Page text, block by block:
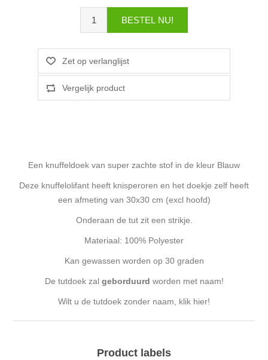
Een knuffeldoek van super zachte stof in de kleur Blauw
Deze knuffelolifant heeft knisperoren en het doekje zelf heeft
een afmeting van 30x30 cm (excl hoofd)
Onderaan de tut zit een strikje.
Materiaal: 100% Polyester
Kan gewassen worden op 30 graden
De tutdoek zal geborduurd worden met naam!
Wilt u de tutdoek zonder naam, klik hier!
Product labels